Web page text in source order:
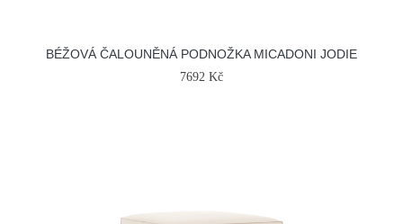
BÉŽOVÁ ČALOUNĚNÁ PODNOŽKA MICADONI JODIE
7692 Kč